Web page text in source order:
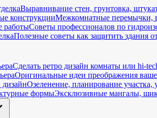
Выравнивание стен, грунтовка,
конструкцииМежкомнатные перемычки,
работыСоветы профессионалов по
Полезные советы как защитить здания
Сделать ретро дизайн комнаты или hi-
Оригинальные идеи преображения
Озеленение, планирование
формыЭксклюзивные мангалы,